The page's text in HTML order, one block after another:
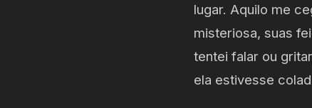
lugar. Aquilo me
misteriosa, suas
tentei falar ou
ela estivesse